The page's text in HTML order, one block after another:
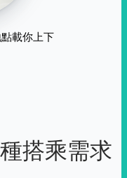
載你上下
搭乘需求